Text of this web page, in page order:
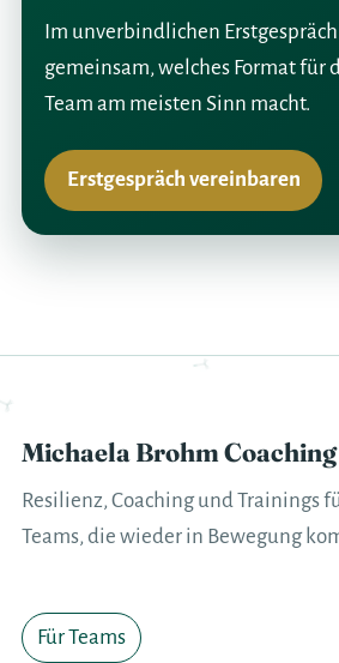
Im unverbindlichen
gemeinsam, welches Format für
Team am meisten Sinn macht.
Erstgespräch vereinbaren
Michaela Brohm Coaching
Resilienz, Coaching und Trainings
Teams, die wieder in Bewegung
Für Teams